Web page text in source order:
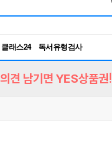
클래스24
독서유형검사
RBTI Lab
의견 남기면 YES상품권!